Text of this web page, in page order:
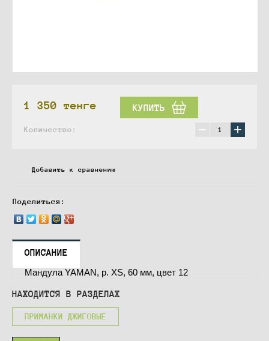
1 350 тенге КУПИТЬ
Количество: − +
Добавить к сравнению
Поделиться:
ОПИСАНИЕ
Мандула YAMAN, р. XS, 60 мм, цвет 12
НАХОДИТСЯ В РАЗДЕЛАХ
ПРИМАНКИ ДЖИГОВЫЕ